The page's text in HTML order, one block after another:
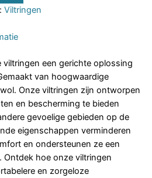
Viltringen
viltringen een gerichte oplossing
van hoogwaardige
Onze viltringen zijn ontworpen
en bescherming te bieden
gevoelige gebieden op de
eigenschappen verminderen
en ondersteunen ze een
hoe onze viltringen
en zorgeloze